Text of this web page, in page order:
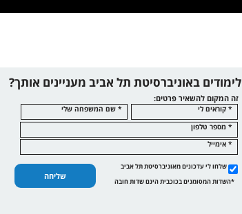
לימודים באוניברסיטת תל אביב מעניינים אותך?
זה המקום להשאיר פרטים:
* קוראים לי
* שם המשפחה שלי
* מספר טלפון
* אימייל
שלחו לי עדכונים מאוניברסיטת תל אביב
שליחה
*השדות המסומנים בכוכבית הינם שדות חובה